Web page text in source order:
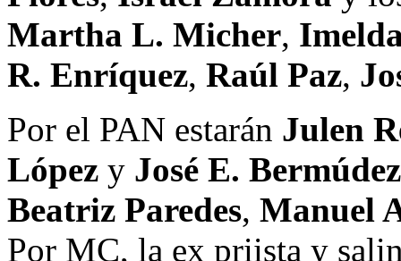
Martha L. Micher,
R. Enríquez, Raúl Paz,
Por el PAN estarán Julen
López y José E. Bermúdez
Beatriz Paredes, Manuel
Por MC, la ex priista y